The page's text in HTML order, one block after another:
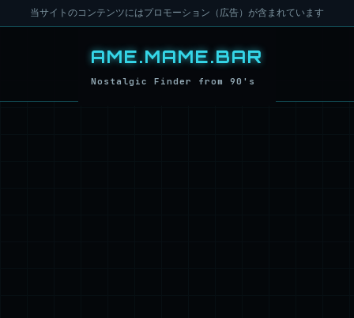
当サイトのコンテンツにはプロモーション（広告）が含まれています